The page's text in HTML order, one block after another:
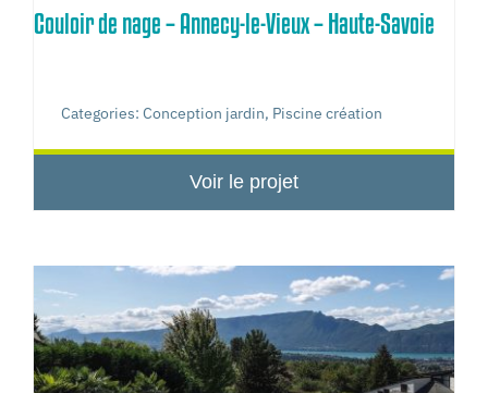
Couloir de nage – Annecy-le-Vieux – Haute-Savoie
Categories: Conception jardin, Piscine création
Voir le projet